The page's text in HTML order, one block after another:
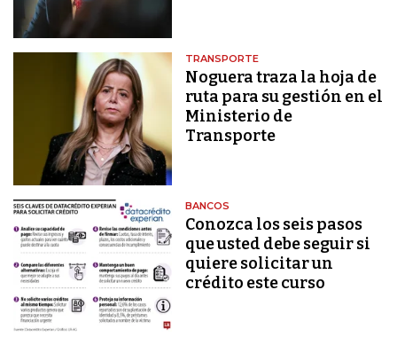
TRANSPORTE
Noguera traza la hoja de
ruta para su gestión en el
Ministerio de
Transporte
BANCOS
Conozca los seis pasos
que usted debe seguir si
quiere solicitar un
crédito este curso